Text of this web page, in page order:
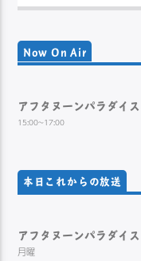
Now On Air
アフタヌーンパラダイス
15:00~17:00
本日これからの放送
アフタヌーンパラダイス
月曜